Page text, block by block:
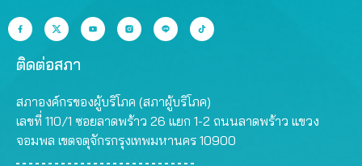
ติดต่อสภา
สภาองค์กรของผู้บริโภค (สภาผู้บริโภค)
เลขที่ 110/1 ซอยลาดพร้าว 26 แยก 1-2 ถนนลาดพร้าว แขวง
จอมพล เขตจตุจักรกรุงเทพมหานคร 10900